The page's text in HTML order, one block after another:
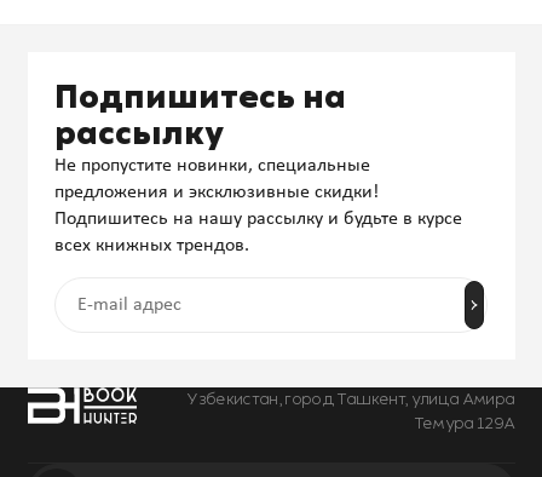
Узбекистан, город Ташкент, улица Амира
Темура 129А
Подпишитесь на
рассылку
Не пропустите новинки, специальные
предложения и эксклюзивные скидки!
Подпишитесь на нашу рассылку и будьте в курсе
всех книжных трендов.